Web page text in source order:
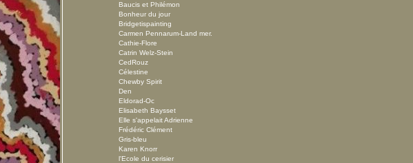
Baucis et Philémon
Bonheur du jour
Bridgetispainting
Carmen Pennarum-Land mer.
Cathie-Flore
Catrin Welz-Stein
CedRouz
Célestine
Chewby Spirit
Den
Eldorad-Oc
Elisabeth Baysset
Elle s'appelait Adrienne
Frédéric Clément
Gris-bleu
Karen Knorr
l'Ecole du cerisier